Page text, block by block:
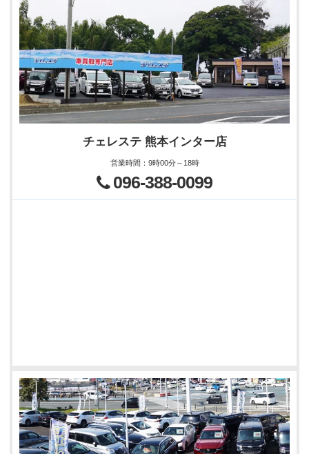
チェレステ 熊本インター店
営業時間 ： 9時00分～18時
096-388-0099